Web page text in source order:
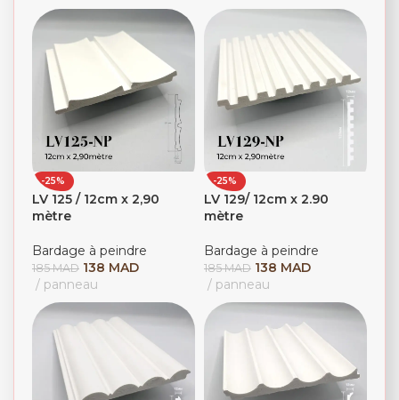
-25%
LV 125 / 12cm x 2,90
mètre
Bardage à peindre
185MAD 138 MAD
panneau
-25%
LV 129/ 12cm x 2.90
mètre
Bardage à peindre
185MAD 138 MAD
panneau